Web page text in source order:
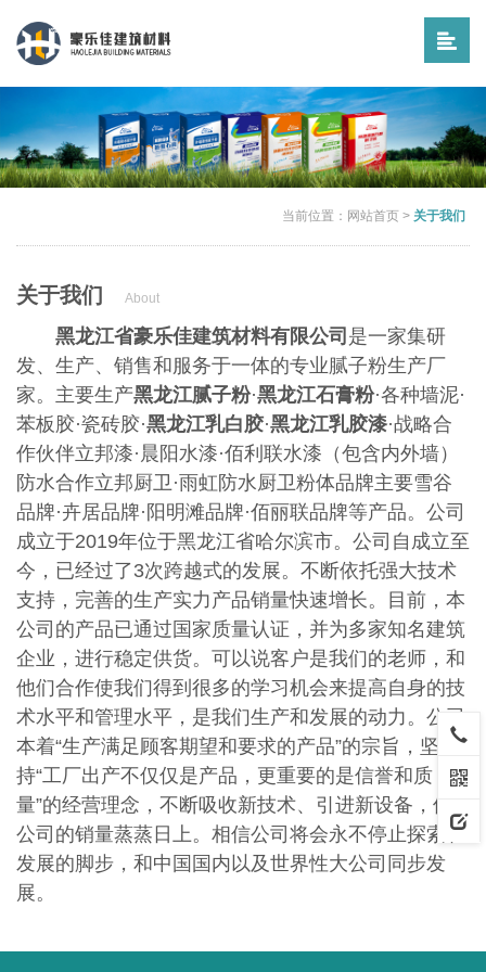
当前位置： 网站首页 > 关于我们
关于我们 About
黑龙江省豪乐佳建筑材料有限公司 是一家集研
发、生产、销售和服务于一体的专业腻子粉生产厂
家。主要生产黑龙江腻子粉·黑龙江石膏粉·各种墙泥·
苯板胶·瓷砖胶·黑龙江乳白胶·黑龙江乳胶漆·战略合
作伙伴立邦漆·晨阳水漆·佰利联水漆（包含内外墙）
防水合作立邦厨卫·雨虹防水厨卫粉体品牌主要雪谷
品牌·卉居品牌·阳明滩品牌·佰丽联品牌等产品。公司
成立于2019年位于黑龙江省哈尔滨市。公司自成立至
今，已经过了3次跨越式的发展。不断依托强大技术
支持，完善的生产实力产品销量快速增长。目前，本
公司的产品已通过国 家质量认证，并为多家知名建筑
企业，进行稳定供货。可以说客户是我们的老师，和
他们合作使我们得到很多的学习机会来提高自身的技
术水平和管理水平，是我们生产和发展的动力。公司
本着“生产满足顾客期望和要求的产品”的宗旨，坚
持“工厂出产不仅仅是产品，更重要的是信誉和质
量”的经营理念，不断吸收新技术、引进新设备，使
公司的销量蒸蒸日上。相信公司将会永不停止探索和
发展的脚步，和中国国内以及世界性大公司同步发
展。